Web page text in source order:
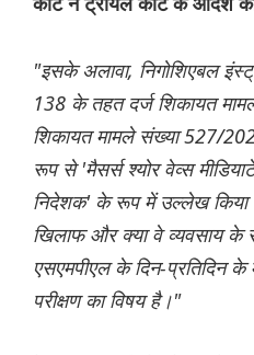
कोर्ट ने ट्रायल कोर्ट के आदेश
"इसके अलावा, निगोशिएबल
138 के तहत दर्ज शिकायत
शिकायत मामले संख्या 527/
रूप से 'मैसर्स श्योर वेव्स
निदेशक' के रूप में उल्लेख किया
खिलाफ और क्या वे व्यवसाय के
एसएमपीएल के दिन-प्रतिदिन के
परीक्षण का विषय है।"